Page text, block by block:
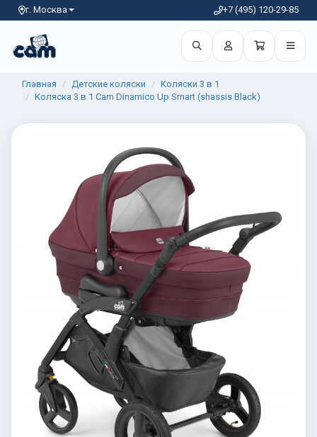
г. Москва +7 (495) 120-29-85
Главная Детские коляски
Коляски 3 в 1
Коляска 3 в 1 Cam Dinamico Up Smart (shassis Black)